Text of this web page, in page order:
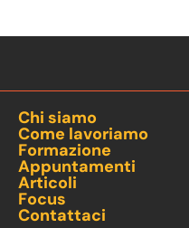
Chi siamo
Come lavoriamo
Formazione
Appuntamenti
Articoli
Focus
Contattaci